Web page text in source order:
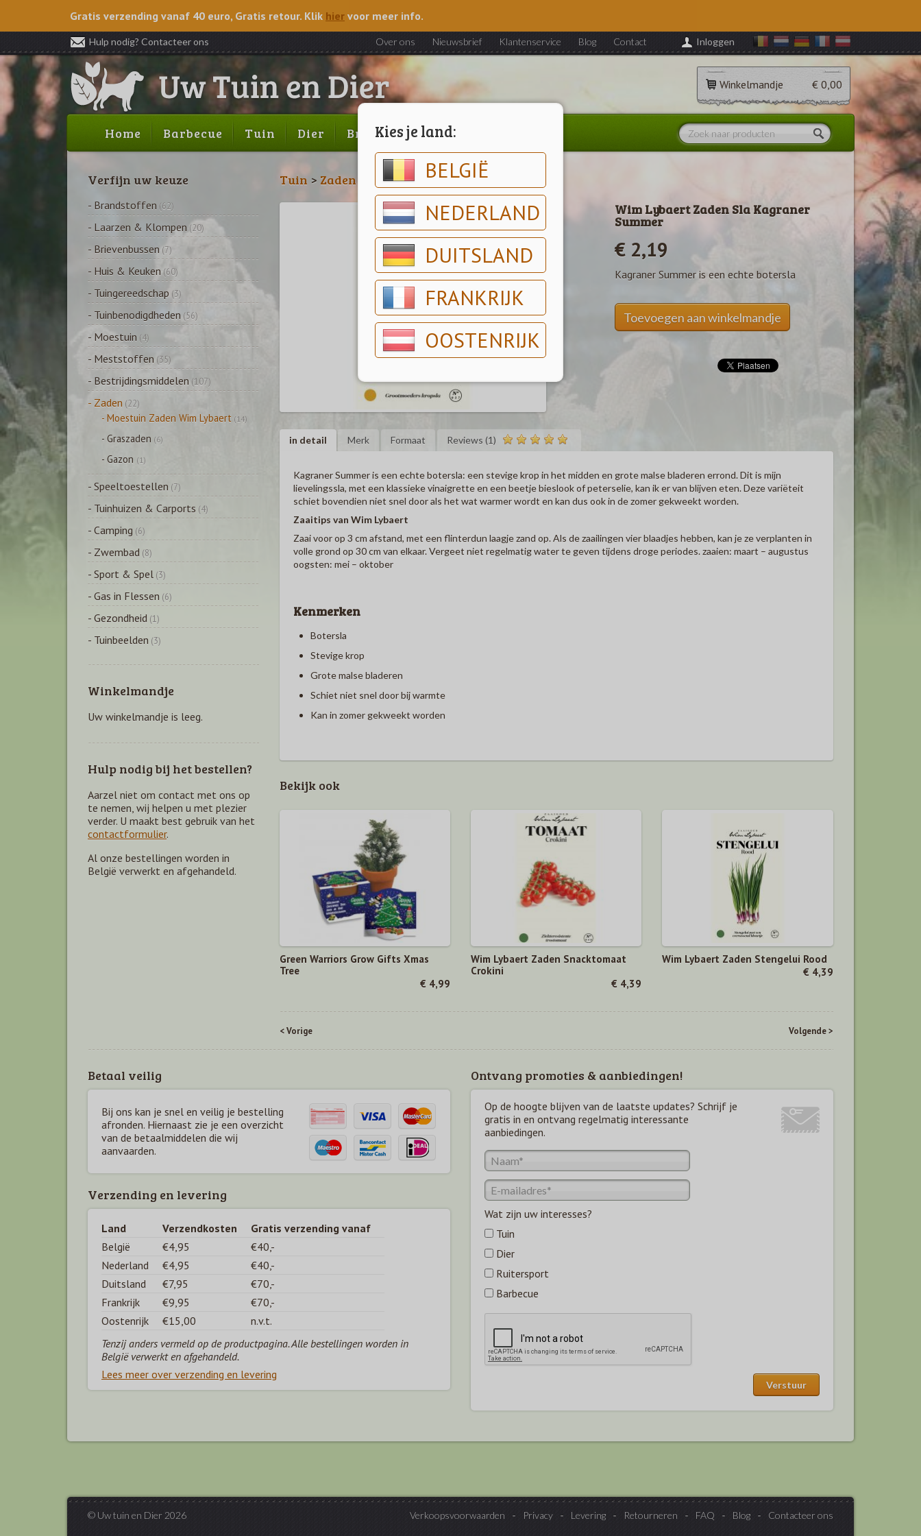
Kies je land:
BELGIË
NEDERLAND
DUITSLAND
FRANKRIJK
OOSTENRIJK
Gratis verzending vanaf 40 euro, Gratis retour. Klik hier voor meer info.
Hulp nodig? Contacteer ons Over ons Nieuwsbrief Klantenservice Blog Contact Inloggen
Winkelmandje € 0,00
Home Barbecue Tuin Dier Brood & gebak
Tuin > Zaden>
Moestuin Zaden Wim Lybaert
Wim Lybaert Zaden Sla Kagraner
Summer
€ 2,19
Kagraner Summer is een echte botersla
Toevoegen aan winkelmandje
in detail Merk Formaat Reviews (1)
Kagraner Summer is een echte botersla: een stevige krop in het midden en grote malse bladeren errond. Dit is mijn
lievelingssla, met een klassieke vinaigrette en een beetje bieslook of peterselie, kan ik er van blijven eten. Deze variëteit
schiet bovendien niet snel door als het wat warmer wordt en kan dus ook in de zomer gekweekt worden.
Zaaitips van Wim Lybaert
Zaai voor op 3 cm afstand, met een flinterdun laagje zand op. Als de zaailingen vier blaadjes hebben, kan je ze verplanten in
volle grond op 30 cm van elkaar. Vergeet niet regelmatig water te geven tijdens droge periodes. zaaien: maart – augustus
oogsten: mei – oktober
Kenmerken
Botersla
Stevige krop
Grote malse bladeren
Schiet niet snel door bij warmte
Kan in zomer gekweekt worden
Bekijk ook
Green Warriors Grow Gifts Xmas
Tree
€ 4,99
Wim Lybaert Zaden Snacktomaat
Crokini
€ 4,39
Wim Lybaert Zaden Stengelui Rood
€ 4,39
< Vorige Volgende >
Verfijn uw keuze
- Brandstoffen (62)
- Laarzen & Klompen (20)
- Brievenbussen (7)
- Huis & Keuken (60)
- Tuingereedschap (3)
- Tuinbenodigdheden (56)
- Moestuin (4)
- Meststoffen (35)
- Bestrijdingsmiddelen (107)
- Zaden (22)
- Moestuin Zaden Wim Lybaert (14)
- Graszaden (6)
- Gazon (1)
- Speeltoestellen (7)
- Tuinhuizen & Carports (4)
- Camping (6)
- Zwembad (8)
- Sport & Spel (3)
- Gas in Flessen (6)
- Gezondheid (1)
- Tuinbeelden (3)
Winkelmandje
Uw winkelmandje is leeg.
Hulp nodig bij het bestellen?
Aarzel niet om contact met ons op
te nemen, wij helpen u met plezier
verder. U maakt best gebruik van het
contactformulier.
Al onze bestellingen worden in
België verwerkt en afgehandeld.
Betaal veilig
Bij ons kan je snel en veilig je bestelling
afronden. Hiernaast zie je een overzicht
van de betaalmiddelen die wij
aanvaarden.
Ontvang promoties & aanbiedingen!
Op de hoogte blijven van de laatste updates? Schrijf je
gratis in en ontvang regelmatig interessante
aanbiedingen.
Wat zijn uw interesses?
Tuin
Dier
Ruitersport
Barbecue
Verzending en levering
Land Verzendkosten
Gratis verzending vanaf
België
€4,95
€40,-
Nederland
€4,95
€40,-
Duitsland
€7,95
€70,-
Frankrijk
€9,95
€70,-
Oostenrijk
€15,00
n.v.t.
Tenzij anders vermeld op de productpagina. Alle bestellingen worden in
België verwerkt en afgehandeld.
Lees meer over verzending en levering
© Uw tuin en Dier 2026 Verkoopsvoorwaarden Privacy Levering Retourneren FAQ Blog Contacteer ons